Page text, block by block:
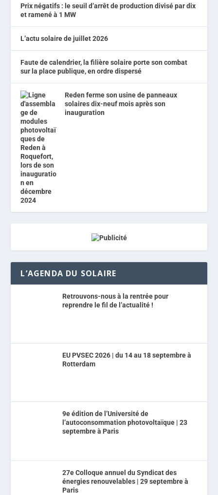
Prix négatifs : le seuil d’arrêt de production divisé par dix
et ramené à 1 MW
L’actu solaire de juillet 2026
Faute de calendrier, la filière solaire porte son combat
sur la place publique, en ordre dispersé
Reden ferme son usine de panneaux
solaires dix-neuf mois après son
inauguration
L’AGENDA DU SOLAIRE
Retrouvons-nous à la rentrée pour
reprendre le fil de l’actualité !
EU PVSEC 2026 | du 14 au 18 septembre à
Rotterdam
9e édition de l’Université de
l’autoconsommation photovoltaïque | 23
septembre à Paris
27e Colloque annuel du Syndicat des
énergies renouvelables | 29 septembre à
Paris